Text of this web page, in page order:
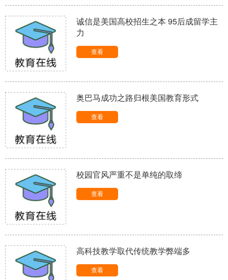
诚信是美国高校招生之本 95后成留学主
力
查看
奥巴马成功之路归根美国教育形式
查看
校园官风严重不是单纯的取缔
查看
高科技教学取代传统教学弊端多
查看